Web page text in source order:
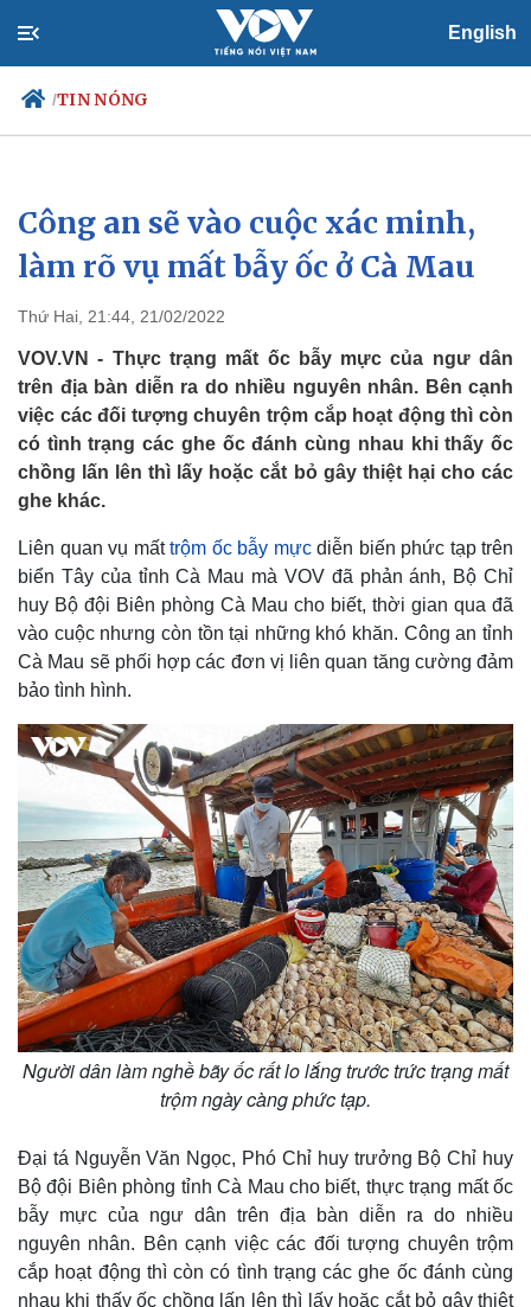
English
/TIN NÓNG
Chính trị
Đảng
Tổ chức nhân sự
Nhận diện sự thật
Xã hội
Tin 24h
Dự báo thời tiết
Việc làm
Biển đảo
Công an sẽ vào cuộc xác minh,
làm rõ vụ mất bẫy ốc ở Cà Mau
Thứ Hai, 21:44, 21/02/2022
VOV.VN - Thực trạng mất ốc bẫy mực của ngư dân
trên địa bàn diễn ra do nhiều nguyên nhân. Bên cạnh
việc các đối tượng chuyên trộm cắp hoạt động thì còn
có tình trạng các ghe ốc đánh cùng nhau khi thấy ốc
chồng lấn lên thì lấy hoặc cắt bỏ gây thiệt hại cho các
ghe khác.
Liên quan vụ mấttrộm ốc bẫy mựcdiễn biến phức tạp trên
biển Tây của tỉnh Cà Mau mà VOV đã phản ánh, Bộ Chỉ
huy Bộ đội Biên phòng Cà Mau cho biết, thời gian qua đã
vào cuộc nhưng còn tồn tại những khó khăn. Công an tỉnh
Cà Mau sẽ phối hợp các đơn vị liên quan tăng cường đảm
bảo tình hình.
Người dân làm nghề bãy ốc rất lo lắng trước trức trạng mất
trộm ngày càng phức tạp.
Đại tá Nguyễn Văn Ngọc, Phó Chỉ huy trưởng Bộ Chỉ huy
Bộ đội Biên phòng tỉnh Cà Mau cho biết, thực trạng mất ốc
bẫy mực của ngư dân trên địa bàn diễn ra do nhiều
nguyên nhân. Bên cạnh việc các đối tượng chuyên trộm
cắp hoạt động thì còn có tình trạng các ghe ốc đánh cùng
nhau khi thấy ốc chồng lấn lên thì lấy hoặc cắt bỏ gây thiệt